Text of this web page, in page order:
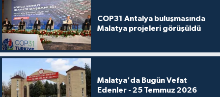
COP31 Antalya buluşmasında
Malatya projeleri görüşüldü
Malatya'da Bugün Vefat
Edenler - 25 Temmuz 2026